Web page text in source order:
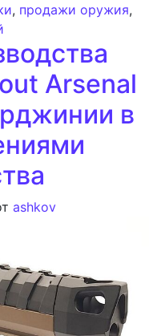
, продажи оружия,
Arsenal
в
ashkov